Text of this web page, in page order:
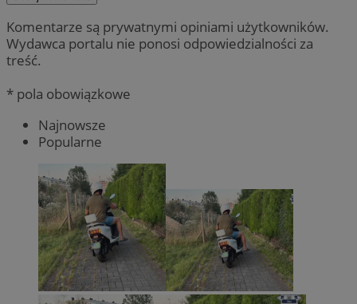
Komentarze są prywatnymi opiniami użytkowników.
Wydawca portalu nie ponosi odpowiedzialności za
treść.
* pola obowiązkowe
Najnowsze
Popularne